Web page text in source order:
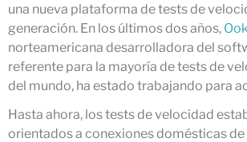
noviembre
octubre
julio 2025
junio 2025
mayo 2025
abril 2025
una nueva plataforma de tests de
generación. En los últimos dos años,
norteamericana desarrolladora del
referente para la mayoría de tests de
del mundo, ha estado trabajando para
Hasta ahora, los tests de velocidad
orientados a conexiones domésticas